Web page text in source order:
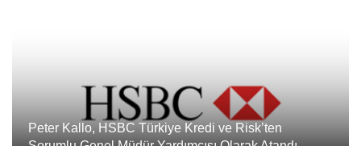
Peter Kallo, HSBC Türkiye Kredi ve Risk’ten